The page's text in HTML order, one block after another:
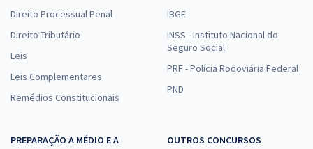
Direito Processual Penal
Direito Tributário
Leis
Leis Complementares
Remédios Constitucionais
IBGE
INSS - Instituto Nacional do
Seguro Social
PRF - Polícia Rodoviária Federal
PND
PREPARAÇÃO A MÉDIO E A
OUTROS CONCURSOS